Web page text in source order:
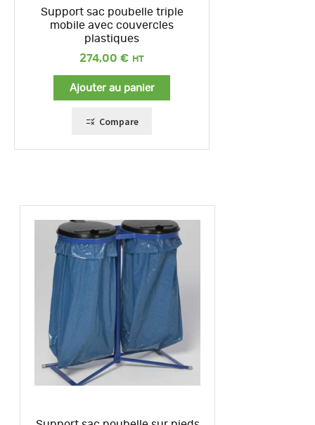
Support sac poubelle triple
mobile avec couvercles
plastiques
274,00 €
Ajouter au panier
Compare